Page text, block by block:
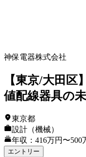
神保電器株式会社
【東京/大田区
値配線器具の
東京都
設計（機械）
年収：416万円〜500
エントリー